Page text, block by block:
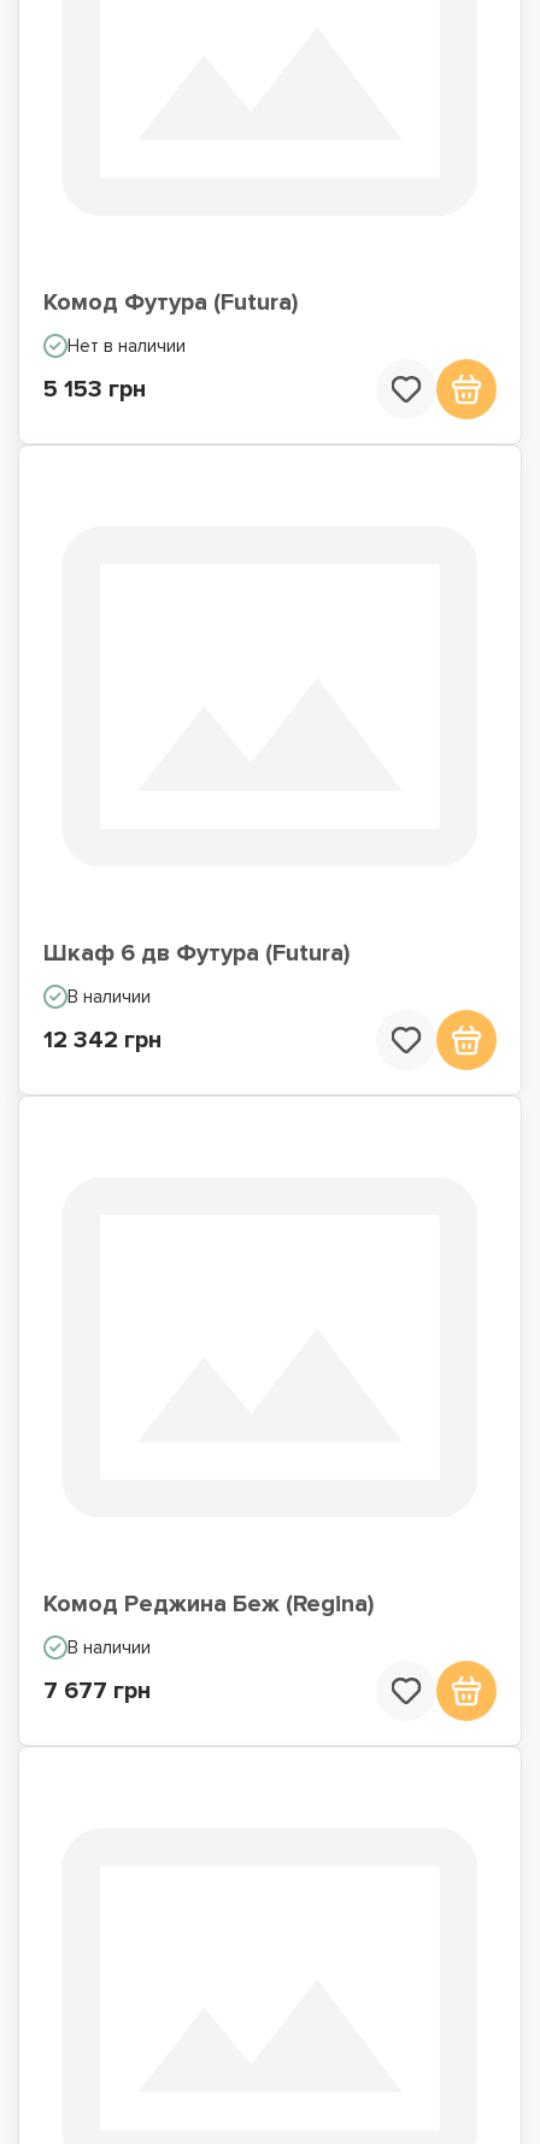
Комод Футура (Futura)
Нет в наличии
5 153 грн
Шкаф 6 дв Футура (Futura)
В наличии
12 342 грн
Комод Реджина Беж (Regina)
В наличии
7 677 грн